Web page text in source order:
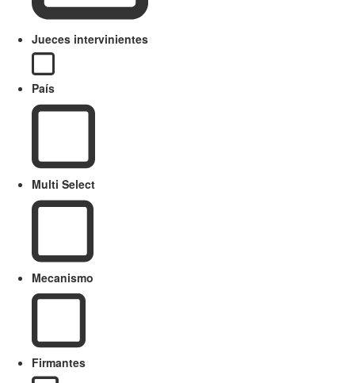
Jueces intervinientes
País
Multi Select
Mecanismo
Firmantes